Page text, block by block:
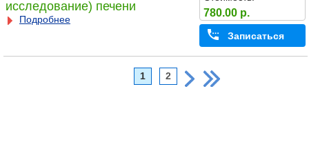
исследование) печени
Подробнее
780.00 р.
Записаться
1 2